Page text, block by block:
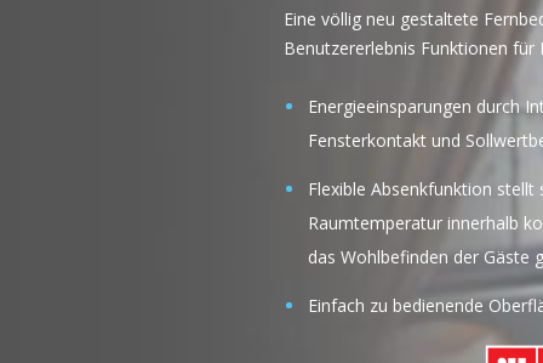
Eine völlig neu gestaltete
Benutzererlebnis Funktionen
Energieeinsparungen durch
Fensterkontakt und
Flexible Absenkfunktion stellt
Raumtemperatur innerhalb
das Wohlbefinden der Gäste
Einfach zu bedienende